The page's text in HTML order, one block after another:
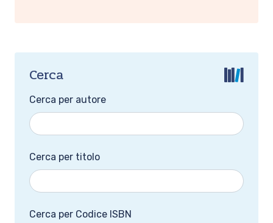
Cerca
Cerca per autore
Cerca per titolo
Cerca per Codice ISBN